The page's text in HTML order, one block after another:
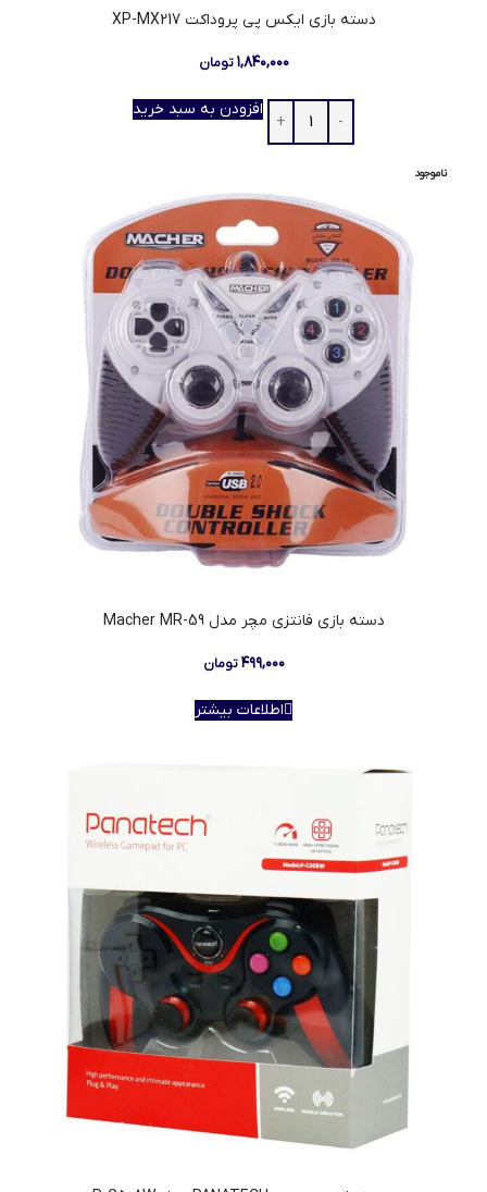
دسته بازی ایکس پی پروداکت XP-MX217
۱,۸۴۰,۰۰۰ تومان
افزودن به سبد خرید
ناموجود
دسته بازی فانتزی مچر مدل Macher MR-59
۴۹۹,۰۰۰ تومان
اطلاعات بیشتر